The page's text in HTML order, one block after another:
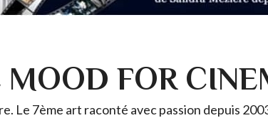
MOOD FOR
Le 7ème art raconté avec passion depuis